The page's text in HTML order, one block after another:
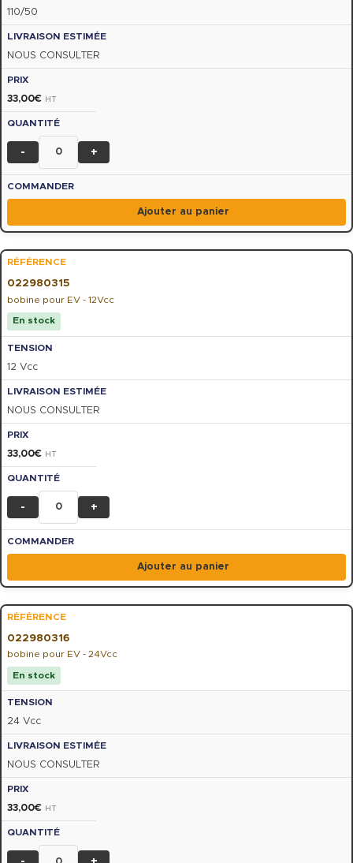
110/50
NOUS CONSULTER
33,00€ HT
- +
Ajouter au panier
022980315
bobine pour EV - 12Vcc
En stock
12 Vcc
NOUS CONSULTER
33,00€ HT
- +
Ajouter au panier
022980316
bobine pour EV - 24Vcc
En stock
24 Vcc
NOUS CONSULTER
33,00€ HT